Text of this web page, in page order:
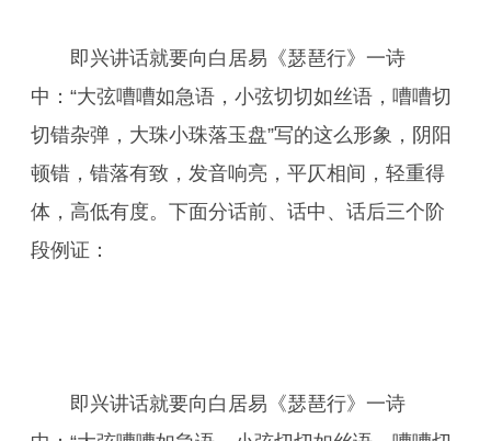
即兴讲话就要向白居易《瑟琶行》一诗
中：“大弦嘈嘈如急语，小弦切切如丝语，嘈嘈切
切错杂弹，大珠小珠落玉盘”写的这么形象，阴阳
顿错，错落有致，发音响亮，平仄相间，轻重得
体，高低有度。下面分话前、话中、话后三个阶
段例证：
即兴讲话就要向白居易《瑟琶行》一诗